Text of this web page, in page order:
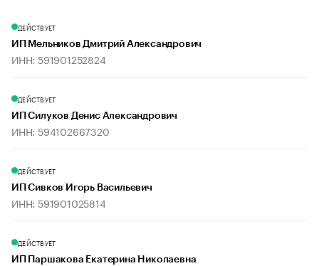
ДЕЙСТВУЕТ
ИП Мельников Дмитрий Александрович
ИНН: 591901252824
ДЕЙСТВУЕТ
ИП Силуков Денис Александрович
ИНН: 594102667320
ДЕЙСТВУЕТ
ИП Сивков Игорь Васильевич
ИНН: 591901025814
ДЕЙСТВУЕТ
ИП Паршакова Екатерина Николаевна